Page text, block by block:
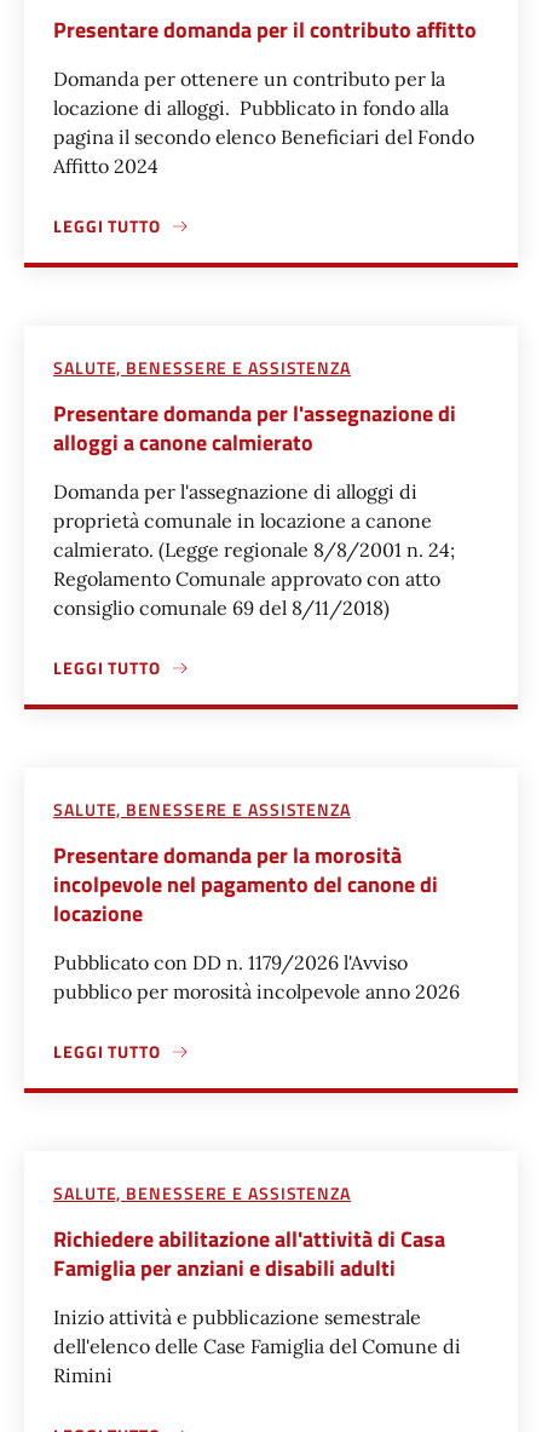
Presentare domanda per il contributo affitto
Domanda per ottenere un contributo per la
locazione di alloggi. Pubblicato in fondo alla
pagina il secondo elenco Beneficiari del Fondo
Affitto 2024
LEGGI TUTTO
A PROPOSITO DI PRESENTARE DOMANDA PER IL
SALUTE, BENESSERE E ASSISTENZA
Presentare domanda per l'assegnazione di
alloggi a canone calmierato
Domanda per l'assegnazione di alloggi di
proprietà comunale in locazione a canone
calmierato. (Legge regionale 8/8/2001 n. 24;
Regolamento Comunale approvato con atto
consiglio comunale 69 del 8/11/2018)
LEGGI TUTTO
A PROPOSITO DI PRESENTARE DOMANDA PER
SALUTE, BENESSERE E ASSISTENZA
Presentare domanda per la morosità
incolpevole nel pagamento del canone di
locazione
Pubblicato con DD n. 1179/2026 l'Avviso
pubblico per morosità incolpevole anno 2026
LEGGI TUTTO
A PROPOSITO DI PRESENTARE DOMANDA PER LA
SALUTE, BENESSERE E ASSISTENZA
Richiedere abilitazione all'attività di Casa
Famiglia per anziani e disabili adulti
Inizio attività e pubblicazione semestrale
dell'elenco delle Case Famiglia del Comune di
Rimini